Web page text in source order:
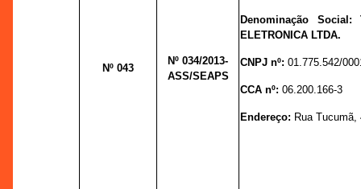
Nº 043
Nº 034/2013-
ASS/SEAPS
Denominação Social:
ELETRONICA LTDA.
CNPJ nº:01.775.542/
CCA nº:06.200.166-3
Endereço: Rua